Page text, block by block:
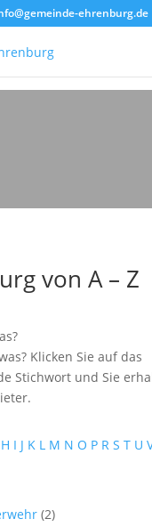
ehrenburg.de
von A – Z
Klicken Sie auf das
Stichwort und Sie
H I J K L M N O P R S T U
(2)